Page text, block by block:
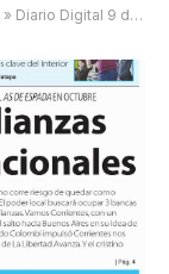
» Diario Digital 9 de agosto de 2025